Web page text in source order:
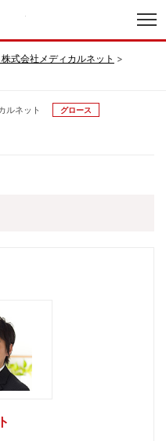
株式会社メディカルネット
ルネット グロース